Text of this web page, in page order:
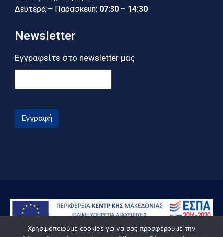
Δευτέρα – Παρασκευή: 07:30 – 14:30
Newsletter
Εγγραφείτε στο newsletter μας
Εγγραφή
Χρησιμοποιούμε cookies για να σας προσφέρουμε την